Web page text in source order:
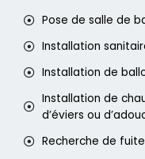
Pose de salle de
Installation
Installation de
Installation de
d’éviers ou
Recherche de fuite